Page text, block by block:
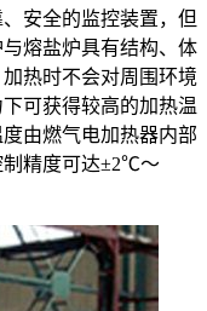
安全的监控装置，但
熔盐炉具有结构、体
热时不会对周围环境
可获得较高的加热温
由燃气电加热器内部
制精度可达±2℃～